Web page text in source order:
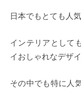
日本でもとても人
インテリアとして
イおしゃれなデザ
その中でも特に人